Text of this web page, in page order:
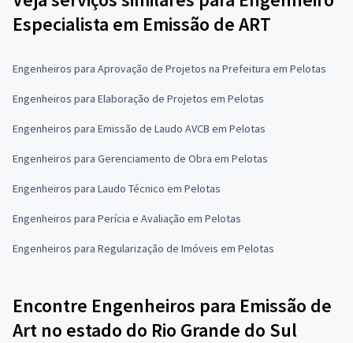
Especialista em Emissão de ART
Engenheiros para Aprovação de Projetos na Prefeitura em Pelotas
Engenheiros para Elaboração de Projetos em Pelotas
Engenheiros para Emissão de Laudo AVCB em Pelotas
Engenheiros para Gerenciamento de Obra em Pelotas
Engenheiros para Laudo Técnico em Pelotas
Engenheiros para Perícia e Avaliação em Pelotas
Engenheiros para Regularização de Imóveis em Pelotas
Encontre Engenheiros para Emissão de
Art no estado do Rio Grande do Sul